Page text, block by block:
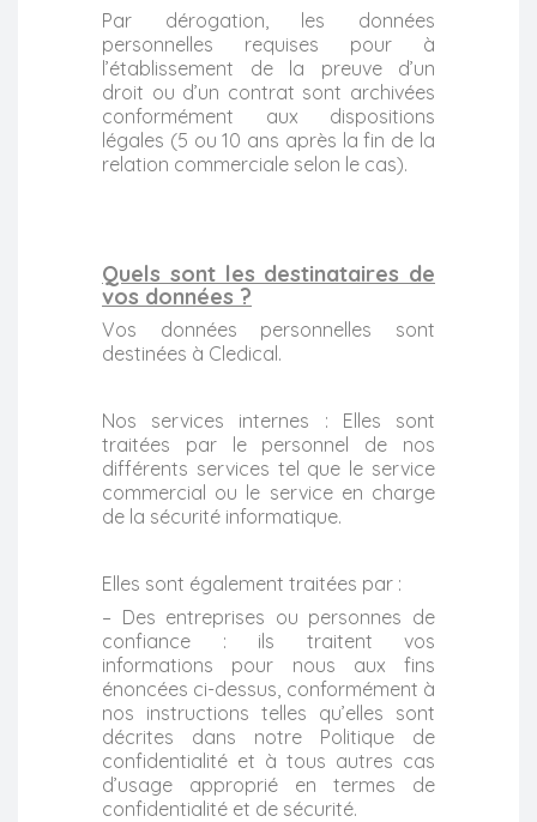
Par dérogation, les données
personnelles requises pour à
l’établissement de la preuve d’un
droit ou d’un contrat sont archivées
conformément aux dispositions
légales (5 ou 10 ans après la fin de la
relation commerciale selon le cas).
Quels sont les destinataires de
vos données ?
Vos données personnelles sont
destinées à Cledical.
Nos services internes : Elles sont
traitées par le personnel de nos
différents services tel que le service
commercial ou le service en charge
de la sécurité informatique.
Elles sont également traitées par :
– Des entreprises ou personnes de
confiance : ils traitent vos
informations pour nous aux fins
énoncées ci-dessus, conformément à
nos instructions telles qu’elles sont
décrites dans notre Politique de
confidentialité et à tous autres cas
d’usage approprié en termes de
confidentialité et de sécurité.